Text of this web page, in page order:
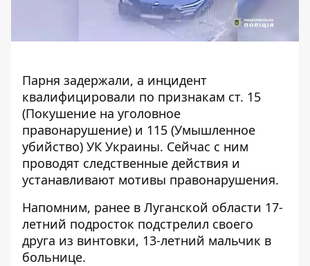
Парня задержали, а инцидент
квалифицировали по признакам ст. 15
(Покушение на уголовное
правонарушение) и 115 (Умышленное
убийство) УК Украины. Сейчас с ним
проводят следственные действия и
устанавливают мотивы правонарушения.
Напомним, ранее в Луганской области 17-
летний подросток подстрелил своего
друга из винтовки, 13-летний мальчик в
больнице.